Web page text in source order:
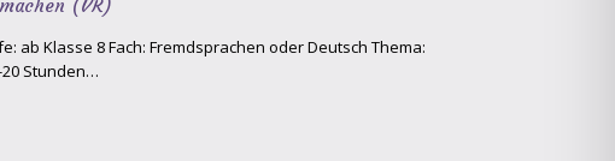
(VR)
ab Klasse 8 Fach: Fremdsprachen oder Deutsch Thema:
20 Stunden…